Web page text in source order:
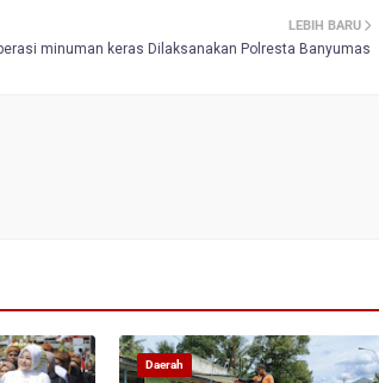
LEBIH BARU
minuman keras Dilaksanakan Polresta Banyumas
Daerah